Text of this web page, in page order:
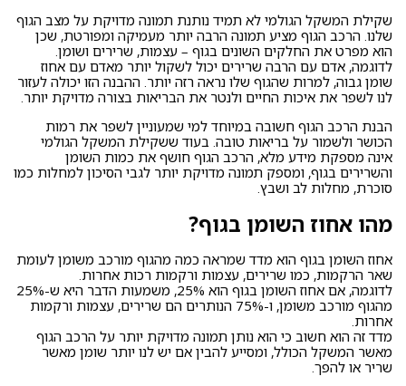
שקילת המשקל הגולמי לא תמיד נותנת תמונה מדויקת על מצב הגוף
שלנו. הרכב הגוף מציע תמונה הרבה יותר מעמיקה ומפורטת, שכן
הוא מפרט את החלקים השונים בגוף – עצמות, שרירים ושומן.
לדוגמה, אדם עם הרבה שרירים יכול לשקול יותר מאדם עם אחוז
שומן גבוה, למרות שהגוף שלו נראה רזה יותר. ההבנה הזו יכולה לעזור
לנו לשפר את איכות החיים ולנטר את הבריאות בצורה מדויקת יותר.
הבנת הרכב הגוף חשובה במיוחד למי שמעוניין לשפר את רמות
הכושר ולשמור על בריאות טובה. בעוד ששקילת המשקל הגולמי
אינה מספקת מידע מלא, הרכב הגוף חושף את כמות השומן
והשרירים בגוף, ומספק תמונה מדויקת יותר לגבי הסיכון למחלות כמו
סוכרת, מחלות לב ושבץ.
מהו אחוז השומן בגוף?
אחוז השומן בגוף הוא מדד שמראה כמה מהגוף מורכב משומן לעומת
שאר הרקמות, כמו שרירים, עצמות ורקמות רכות אחרות.
לדוגמה, אם אחוז השומן בגוף הוא 25%, משמעות הדבר היא ש-25%
מהגוף מורכב משומן, ו-75% הנותרים הם שרירים, עצמות ורקמות
אחרות.
מדד זה הוא חשוב כי הוא נותן תמונה מדויקת יותר על הרכב הגוף
מאשר המשקל הכולל, ומסייע להבין אם יש לנו יותר שומן מאשר
שריר או להפך.